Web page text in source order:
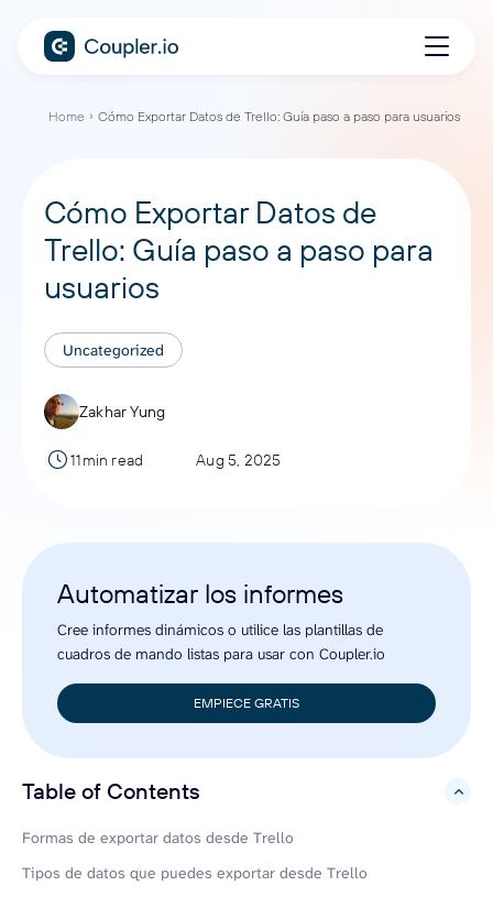
Home Cómo Exportar Datos de Trello: Guía paso a paso para usuarios
Cómo Exportar Datos de
Trello: Guía paso a paso para
usuarios
Uncategorized
Zakhar Yung
11min read Aug 5, 2025
Automatizar los informes
Cree informes dinámicos o utilice las plantillas de
cuadros de mando listas para usar con Coupler.io
EMPIECE GRATIS
Table of Contents
hide
Formas de exportar datos desde Trello
Tipos de datos que puedes exportar desde Trello